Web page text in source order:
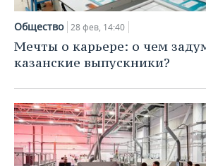
Общество 28 фев, 14:40
Мечты о карьере: о чем
казанские выпускники?